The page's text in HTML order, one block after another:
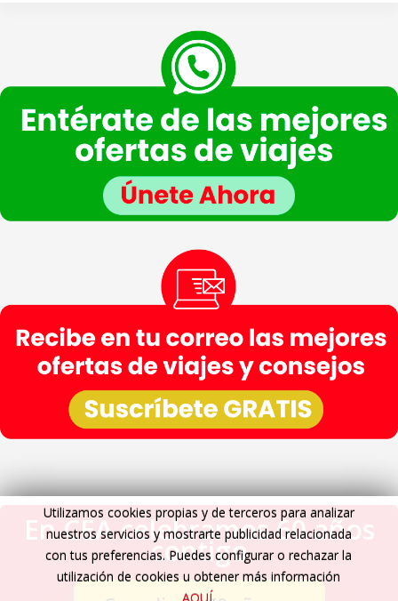
: Consentimiento del interesado.
Destinatarios: Plataforma de Mail marketing-Empresas del grupo CEA.
Información adicional
de VIAJESCEA encontrarás
información adicional sobre la recopilación y el uso de su información personal por parte
de VIAJESCEA, incluida información sobre acceso, conservación, rectificación, eliminación,
seguridad y otros temas.
En CEA celebramos 60 años
contigo
Utilizamos cookies propias y de terceros para analizar
nuestros servicios y mostrarte publicidad relacionada
con tus preferencias. Puedes configurar o rechazar la
utilización de cookies u obtener más información